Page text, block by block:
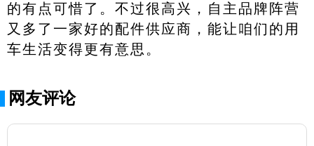
的有点可惜了。不过很高兴，自主品牌阵营
又多了一家好的配件供应商，能让咱们的用
车生活变得更有意思。
网友评论